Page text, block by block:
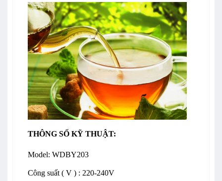
THÔNG SỐ KỸ THUẬT:
Model: WDBY203
Công suất ( V ) : 220-240V